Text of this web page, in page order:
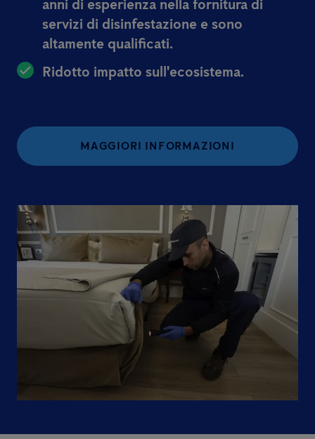
anni di esperienza nella fornitura di
servizi di disinfestazione e sono
altamente qualificati.
Ridotto impatto sull'ecosistema.
MAGGIORI INFORMAZIONI